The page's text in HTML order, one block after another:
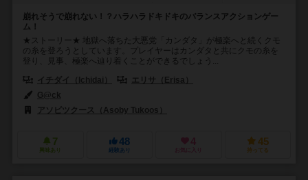
崩れそうで崩れない！？ハラハラドキドキのバランスアクションゲー
ム！
★ストーリー★ 地獄へ落ちた大悪党「カンダタ」が極楽へと続くクモ
の糸を登ろうとしています。プレイヤーはカンダタと共にクモの糸を
登り、見事、極楽へ辿り着くことができるでしょう...
イチダイ（Ichidai）
エリサ（Erisa）
G@ck
アソビツクース（Asoby Tukoos）
7
興味あり
48
経験あり
4
お気に入り
45
持ってる